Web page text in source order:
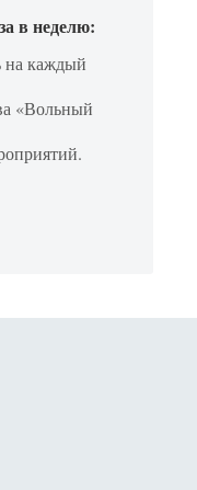
в неделю:
на каждый
«Вольный